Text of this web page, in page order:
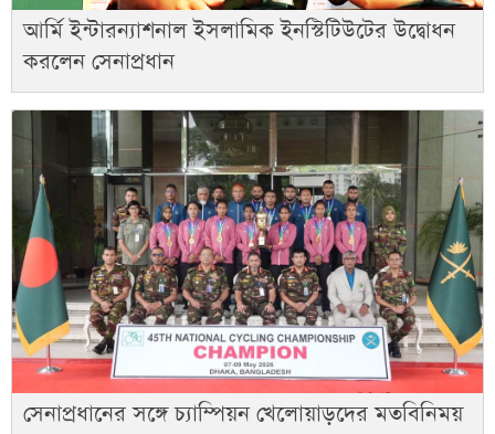
আর্মি ইন্টারন্যাশনাল ইসলামিক ইনস্টিটিউটের উদ্বোধন
করলেন সেনাপ্রধান
সেনাপ্রধানের সঙ্গে চ্যাম্পিয়ন খেলোয়াড়দের মতবিনিময়